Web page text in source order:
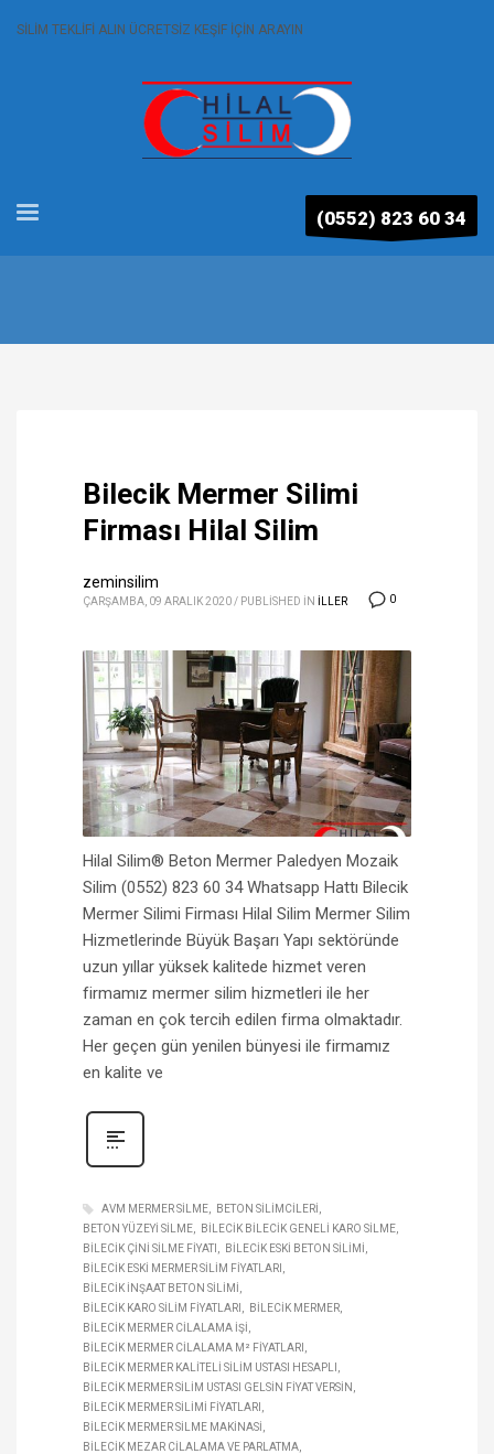
SİLİM TEKLİFİ ALIN ÜCRETSİZ KEŞİF İÇİN ARAYIN
(0552) 823 60 34
Bilecik Mermer Silimi
Firması Hilal Silim
0
zeminsilim
ÇARŞAMBA, 09 ARALIK 2020 / PUBLISHED IN ILLER
Hilal Silim® Beton Mermer Paledyen Mozaik
Silim (0552) 823 60 34 Whatsapp Hattı Bilecik
Mermer Silimi Firması Hilal Silim Mermer Silim
Hizmetlerinde Büyük Başarı Yapı sektöründe
uzun yıllar yüksek kalitede hizmet veren
firmamız mermer silim hizmetleri ile her
zaman en çok tercih edilen firma olmaktadır.
Her geçen gün yenilen bünyesi ile firmamız
en kalite ve
AVM MERMER SILME
BETON SILIMCILERI
BETON YÜZEYI SILME
BILECIK BILECIK GENELI KARO SILME
BILECIK ÇINI SILME FIYATI
BILECIK ESKI BETON SILIMI
BILECIK ESKI MERMER SILIM FIYATLARI
BILECIK INŞAAT BETON SILIMI
BILECIK KARO SILIM FIYATLARI
BILECIK MERMER
BILECIK MERMER CILALAMA IŞI
BILECIK MERMER CILALAMA M² FIYATLARI
BILECIK MERMER KALITELI SILIM USTASI HESAPLI
BILECIK MERMER SILIM USTASI GELSIN FIYAT VERSIN
BILECIK MERMER SILIMI FIYATLARI
BILECIK MERMER SILME MAKINASI
BILECIK MEZAR CILALAMA VE PARLATMA